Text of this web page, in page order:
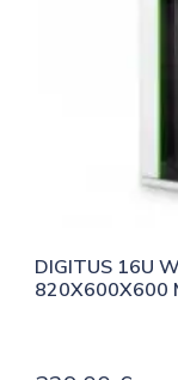
DIGITUS 16U
820X600X600